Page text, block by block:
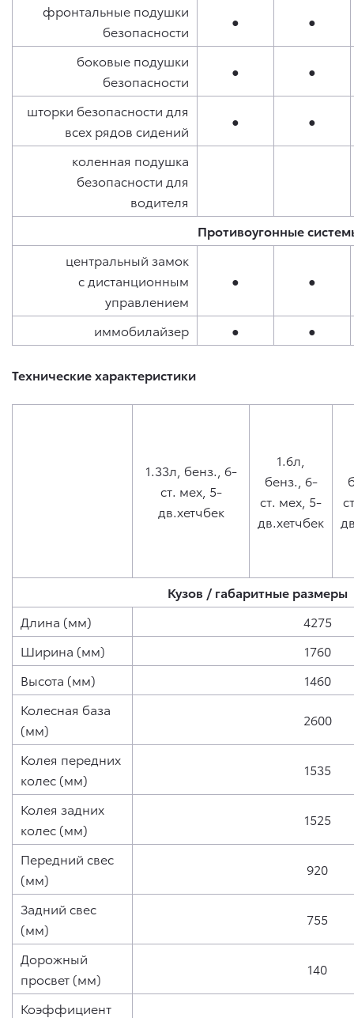
фронтальные подушки
безопасности
● ●
боковые подушки
безопасности
● ●
шторки безопасности для
всех рядов сидений
● ●
коленная подушка
безопасности для
водителя
Противоугонные
центральный замок
с дистанционным
управлением
● ●
иммобилайзер ● ●
Технические характеристики
1.33л, бенз., 6-
ст. мех, 5-
дв.хетчбек
1.6л,
бенз., 6-
ст. мех, 5-
дв.хетчбек
Кузов / габаритные размеры
Длина (мм)
4275
Ширина (мм)
1760
Высота (мм)
1460
Колесная база
(мм)
2600
Колея передних
колес (мм)
1535
Колея задних
колес (мм)
1525
Передний свес
(мм)
920
Задний свес
(мм)
755
Дорожный
просвет (мм)
140
Коэффициент